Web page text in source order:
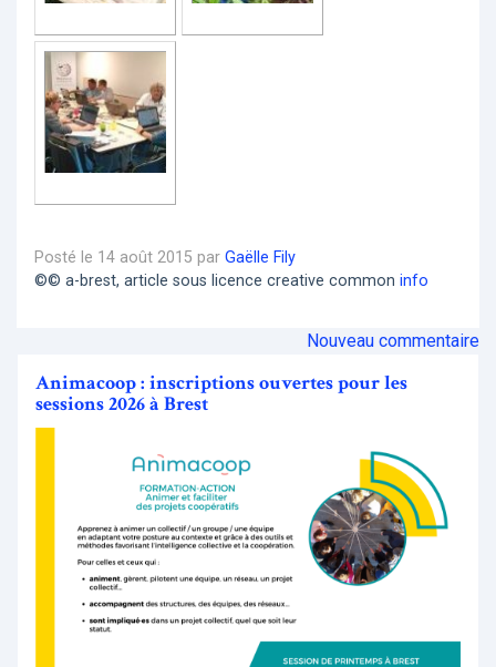
Posté le 14 août 2015 par Gaëlle Fily
©© a-brest, article sous licence creative common info
Nouveau commentaire
Animacoop : inscriptions ouvertes pour les
sessions 2026 à Brest